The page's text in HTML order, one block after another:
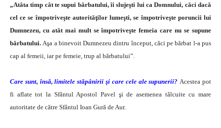
„Atâta timp cât te supui bărbatului, îi slujeşti lui ca Domnului, căci dacă
cel ce se împotriveşte autorităţilor lumeşti, se împotriveşte poruncii lui
Dumnezeu, cu atât mai mult se împotriveşte femeia care nu se supune
bărbatului. Aşa a binevoit Dumnezeu dintru început, căci pe bărbat l-a pus
cap al femeii, iar pe femeie, trup al bărbatului”.
Care sunt, însă, limitele stăpânirii şi care cele ale supunerii? Acestea pot
fi aflate tot la Sfântul Apostol Pavel şi de asemenea tâlcuite cu mare
autoritate de către Sfântul Ioan Gură de Aur.